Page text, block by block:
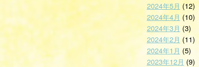
2024年5月 (12)
2024年4月 (10)
2024年3月 (3)
2024年2月 (11)
2024年1月 (5)
2023年12月 (9)